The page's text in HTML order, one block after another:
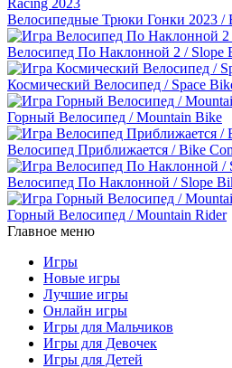
Велосипедные Трюки Гонки 2023
Велосипед По Наклонной 2 / Slope
Космический Велосипед / Space
Горный Велосипед / Mountain Bike
Велосипед Приближается / Bike
Велосипед По Наклонной / Slope
Горный Велосипед / Mountain Rider
Главное меню
Игры
Новые игры
Лучшие игры
Онлайн игры
Игры для Мальчиков
Игры для Девочек
Игры для Детей